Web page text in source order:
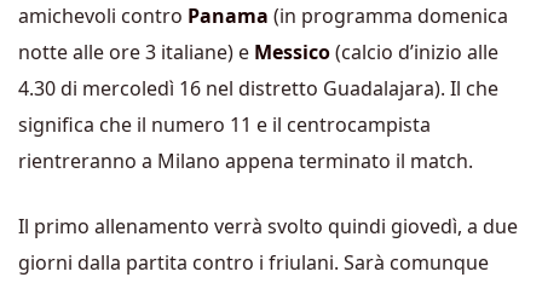
amichevoli contro Panama (in programma domenica
notte alle ore 3 italiane) e Messico(calcio d’inizio alle
4.30 di mercoledì 16 nel distretto Guadalajara). Il che
significa che il numero 11 e il centrocampista
rientreranno a Milano appena terminato il match.
Il primo allenamento verrà svolto quindi giovedì, a due
giorni dalla partita contro i friulani. Sarà comunque